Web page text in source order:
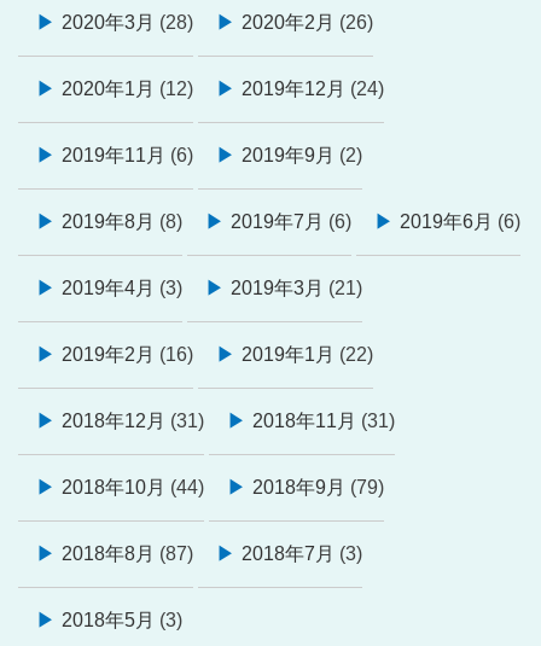
2020年3月 (28) 2020年2月 (26)
2020年1月 (12) 2019年12月 (24)
2019年11月 (6) 2019年9月 (2)
2019年8月 (8) 2019年7月 (6) 2019年6月 (6)
2019年4月 (3) 2019年3月 (21)
2019年2月 (16) 2019年1月 (22)
2018年12月 (31) 2018年11月 (31)
2018年10月 (44) 2018年9月 (79)
2018年8月 (87) 2018年7月 (3)
2018年5月 (3)